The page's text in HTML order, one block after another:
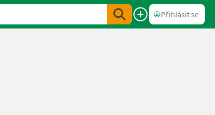
Přihlásit se